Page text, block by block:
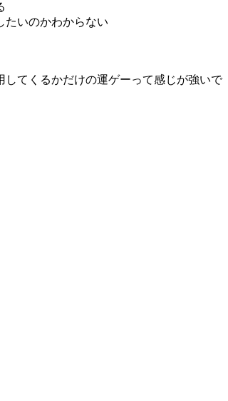
たいのかわからない
てくるかだけの運ゲーって感じが強いで